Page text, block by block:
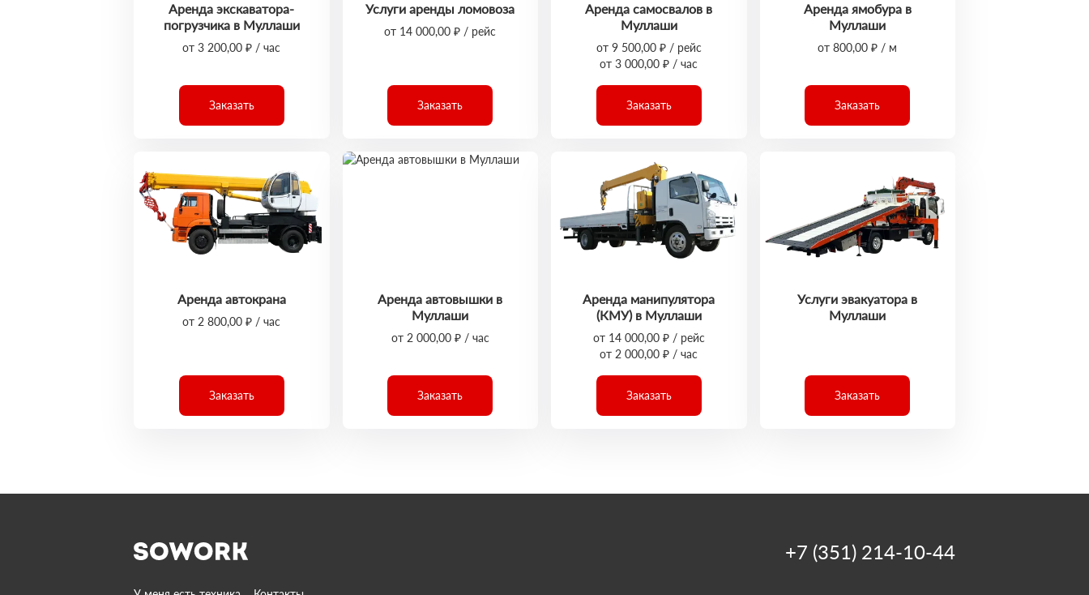
Аренда экскаватора-
погрузчика в Муллаши
от 3 200,00 ₽ / час
Заказать
Услуги аренды ломовоза
от 14 000,00 ₽ / рейс
Заказать
Аренда самосвалов в
Муллаши
от 9 500,00 ₽ / рейс
от 3 000,00 ₽ / час
Заказать
Аренда ямобура в
Муллаши
от 800,00 ₽ / м
Заказать
Аренда автокрана
от 2 800,00 ₽ / час
Заказать
Аренда автовышки в
Муллаши
от 2 000,00 ₽ / час
Заказать
Аренда манипулятора
(КМУ) в Муллаши
от 14 000,00 ₽ / рейс
от 2 000,00 ₽ / час
Заказать
Услуги эвакуатора в
Муллаши
Заказать
+7 (351) 214-10-44